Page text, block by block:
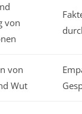
von
von
Wut